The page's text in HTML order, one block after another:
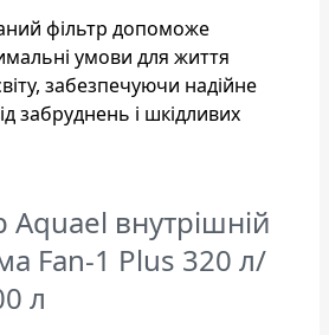
фільтр допоможе
умови для життя
забезпечуючи надійне
забруднень і шкідливих
Aquael внутрішній
Fan-1 Plus 320 л/
л